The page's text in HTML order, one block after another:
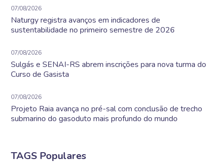
07/08/2026
Naturgy registra avanços em indicadores de
sustentabilidade no primeiro semestre de 2026
07/08/2026
Sulgás e SENAI-RS abrem inscrições para nova turma do
Curso de Gasista
07/08/2026
Projeto Raia avança no pré-sal com conclusão de trecho
submarino do gasoduto mais profundo do mundo
TAGS Populares